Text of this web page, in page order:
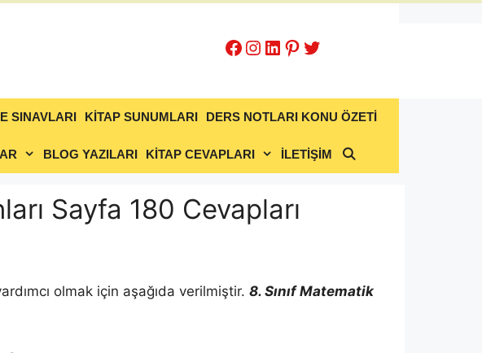
Facebook
Instagram
LinkedIn
Pinterest
Twitter
SINAVLARI KİTAP SUNUMLARI DERS NOTLARI KONU ÖZETİ
BLOG YAZILARI KİTAP CEVAPLARI İLETİŞİM
Sayfa 180 Cevapları
olmak için aşağıda verilmiştir. 8. Sınıf Matematik